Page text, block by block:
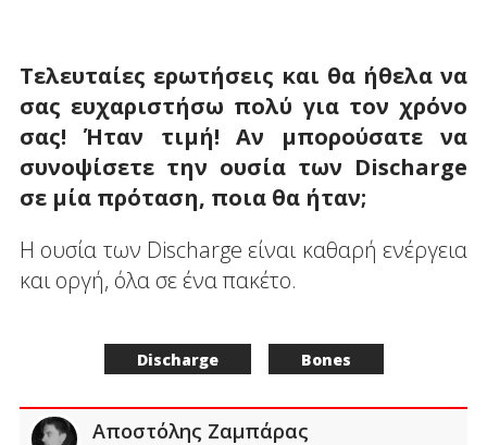
Τελευταίες ερωτήσεις και θα ήθελα να
σας ευχαριστήσω πολύ για τον χρόνο
σας! Ήταν τιμή! Αν μπορούσατε να
συνοψίσετε την ουσία των Discharge
σε μία πρόταση, ποια θα ήταν;
Η ουσία των Discharge είναι καθαρή ενέργεια
και οργή, όλα σε ένα πακέτο.
Discharge Bones
Αποστόλης Ζαμπάρας